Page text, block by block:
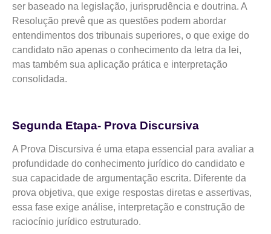
ser baseado na legislação, jurisprudência e doutrina. A
Resolução prevê que as questões podem abordar
entendimentos dos tribunais superiores, o que exige do
candidato não apenas o conhecimento da letra da lei,
mas também sua aplicação prática e interpretação
consolidada.
Segunda Etapa- Prova Discursiva
A Prova Discursiva é uma etapa essencial para avaliar a
profundidade do conhecimento jurídico do candidato e
sua capacidade de argumentação escrita. Diferente da
prova objetiva, que exige respostas diretas e assertivas,
essa fase exige análise, interpretação e construção de
raciocínio jurídico estruturado.